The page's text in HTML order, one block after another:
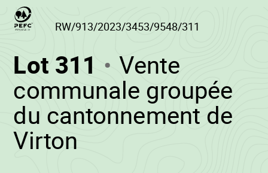
Lot 311 (RW/913/
-
Vente
communale groupée
du cantonnement de
Virton
RW/913/2023/3453/9548/311